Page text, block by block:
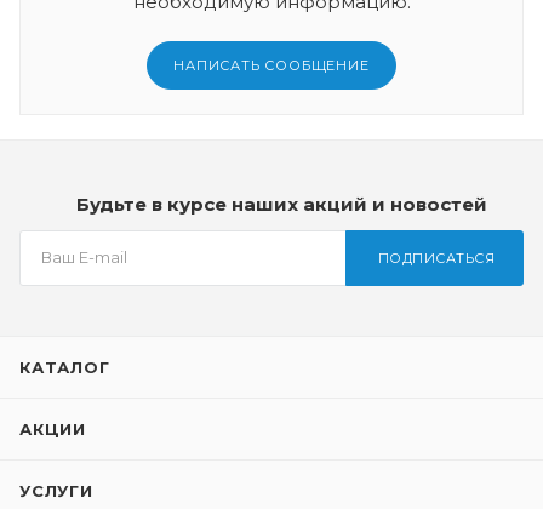
НАПИСАТЬ СООБЩЕНИЕ
Будьте в курсе наших акций и новостей
ПОДПИСАТЬСЯ
КАТАЛОГ
АКЦИИ
УСЛУГИ